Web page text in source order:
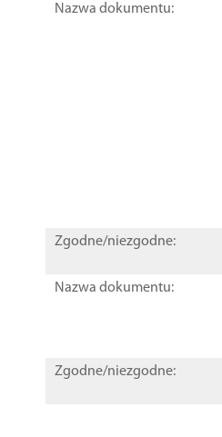
Nazwa dokumentu:
Zgodne/niezgodne:
Nazwa dokumentu:
Zgodne/niezgodne: